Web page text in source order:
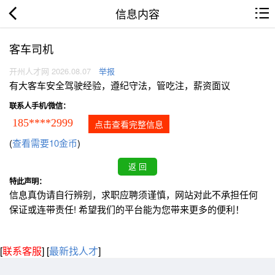
信息内容
客车司机
开州人才网 2026.08.07 举报
有大客车安全驾驶经验，遵纪守法，管吃注，薪资面议
联系人手机/微信：
185****2999 点击查看完整信息
(查看需要10金币)
特此声明：
信息真伪请自行辨别，求职应聘须谨慎，网站对此不承担任何
保证或连带责任! 希望我们的平台能为您带来更多的便利！
[联系客服] [最新找人才]